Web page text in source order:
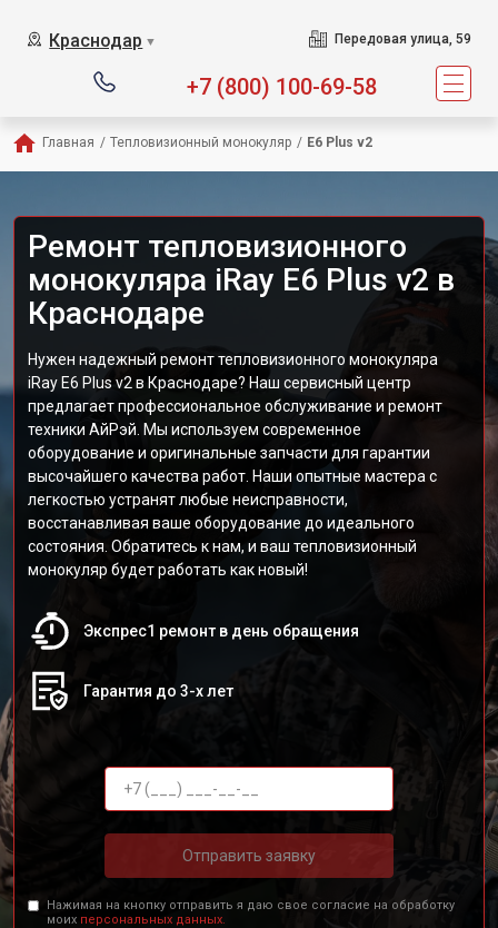
Краснодар ▼ Передовая улица, 59
+7 (800) 100-69-58
Главная / Тепловизионный монокуляр / E6 Plus v2
Ремонт тепловизионного
монокуляра iRay E6 Plus v2 в
Краснодаре
Нужен надежный ремонт тепловизионного монокуляра
iRay E6 Plus v2 в Краснодаре? Наш сервисный центр
предлагает профессиональное обслуживание и ремонт
техники АйРэй. Мы используем современное
оборудование и оригинальные запчасти для гарантии
высочайшего качества работ. Наши опытные мастера с
легкостью устранят любые неисправности,
восстанавливая ваше оборудование до идеального
состояния. Обратитесь к нам, и ваш тепловизионный
монокуляр будет работать как новый!
Экспрес1 ремонт в день обращения
Гарантия до 3-х лет
Отправить заявку
Нажимая на кнопку отправить я даю свое согласие на обработку
моих персональных данных.